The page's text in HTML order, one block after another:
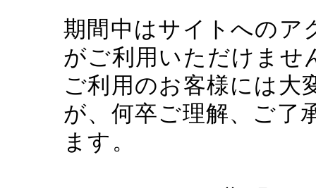
期間中はサイトへのア
がご利用いただけませ
ご利用のお客様には大
が、何卒ご理解、ご了
ます。